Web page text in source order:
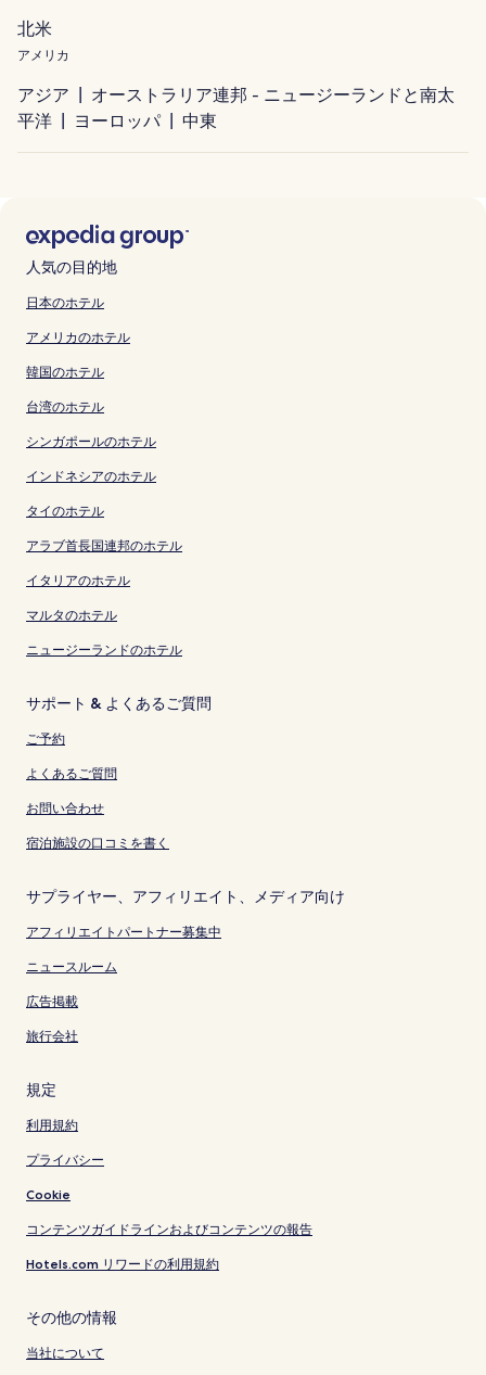
北米
アメリカ
アジア
オーストラリア連邦 - ニュージーランドと南太
平洋
ヨーロッパ 中東
人気の目的地
日本のホテル
アメリカのホテル
韓国のホテル
台湾のホテル
シンガポールのホテル
インドネシアのホテル
タイのホテル
アラブ首長国連邦のホテル
イタリアのホテル
マルタのホテル
ニュージーランドのホテル
サポート & よくあるご質問
ご予約
よくあるご質問
お問い合わせ
宿泊施設の口コミを書く
サプライヤー、アフィリエイト、メディア向け
アフィリエイトパートナー募集中
ニュースルーム
広告掲載
旅行会社
規定
利用規約
プライバシー
Cookie
コンテンツガイドラインおよびコンテンツの報告
Hotels.com リワードの利用規約
その他の情報
当社について